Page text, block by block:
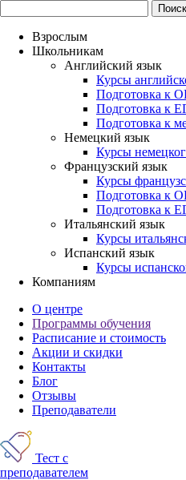
Взрослым
Школьникам
Английский язык
Курсы
Подготовка к
Подготовка к
Подготовка к
Немецкий язык
Курсы
Французский язык
Курсы
Подготовка к
Подготовка к
Итальянский язык
Курсы
Испанский язык
Курсы
Компаниям
О центре
Программы обучения
Расписание и стоимость
Акции и скидки
Контакты
Блог
Отзывы
Преподаватели
Тест с
преподавателем